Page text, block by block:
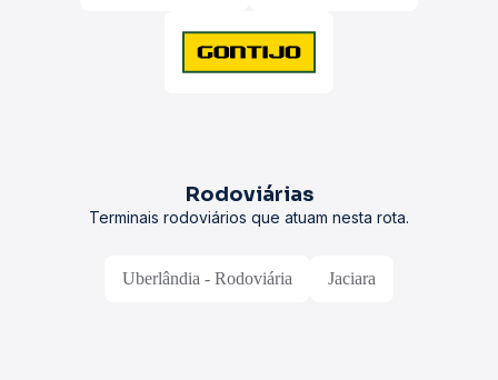
Rodoviárias
Terminais rodoviários que atuam nesta rota.
Uberlândia - Rodoviária Jaciara